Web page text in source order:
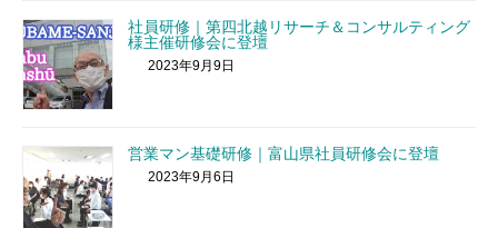
社員研修｜第四北越リサーチ＆コンサルティング
様主催研修会に登壇
2023年9月9日
営業マン基礎研修｜富山県社員研修会に登壇
2023年9月6日